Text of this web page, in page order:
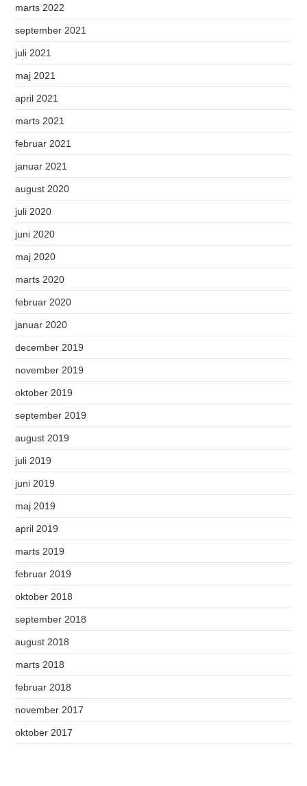
marts 2022
september 2021
juli 2021
maj 2021
april 2021
marts 2021
februar 2021
januar 2021
august 2020
juli 2020
juni 2020
maj 2020
marts 2020
februar 2020
januar 2020
december 2019
november 2019
oktober 2019
september 2019
august 2019
juli 2019
juni 2019
maj 2019
april 2019
marts 2019
februar 2019
oktober 2018
september 2018
august 2018
marts 2018
februar 2018
november 2017
oktober 2017